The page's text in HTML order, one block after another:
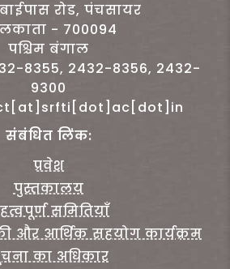
रोड, पंचसायर
- 700094
पश्चिम बंगाल
8355, 2432-8356, 2432-
9300
संबंधित लिंक:
प्रवेश
पुस्तकालय
समितियाँ
और आर्थिक सहयोग कार्यक्रम
का अधिकार